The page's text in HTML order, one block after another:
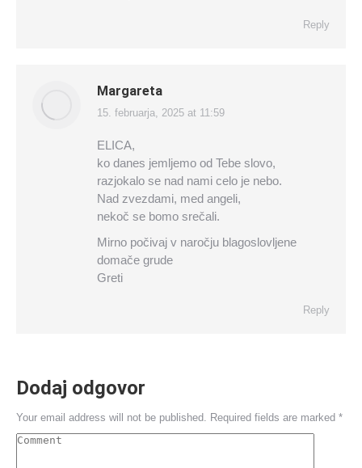
Reply
Margareta
says:
15. februarja, 2025 at 11:59
ELICA,
ko danes jemljemo od Tebe slovo,
razjokalo se nad nami celo je nebo.
Nad zvezdami, med angeli,
nekoč se bomo srečali.
Mirno počivaj v naročju blagoslovljene
domače grude
Greti
Reply
Dodaj odgovor
Your email address will not be published. Required fields are marked *
Comment